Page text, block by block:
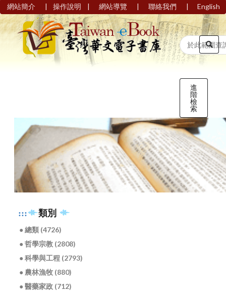
網站簡介 | 操作說明 | 網站導覽 | 聯絡我們 | English
進
階
檢
索
::: 類別
● 總類 (4726)
● 哲學宗教 (2808)
● 科學與工程 (2793)
● 農林漁牧 (880)
● 醫藥家政 (712)